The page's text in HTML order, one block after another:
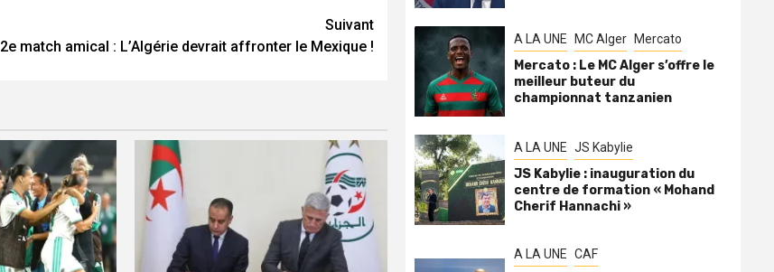
Suivant
2e match amical : L’Algérie devrait affronter le Mexique !
A LA UNE MC Alger Mercato
Mercato : Le MC Alger s’offre le
meilleur buteur du
championnat tanzanien
A LA UNE JS Kabylie
JS Kabylie : inauguration du
centre de formation « Mohand
Cherif Hannachi »
A LA UNE CAF